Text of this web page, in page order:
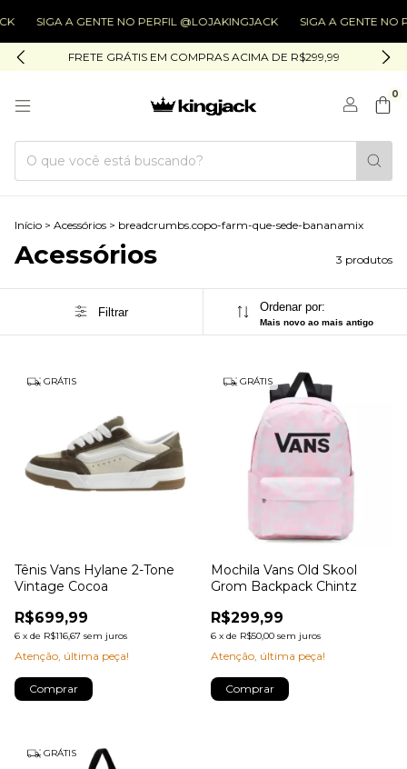
SIGA A GENTE NO PERFIL @LOJAKINGJACK SIGA A GENTE NO
FRETE GRÁTIS EM COMPRAS ACIMA DE R$299,99
0
Início > Acessórios > breadcrumbs.copo-farm-que-sede-bananamix
Acessórios 3 produtos
Filtrar Ordenar por:
Mais novo ao mais antigo
GRÁTIS
Tênis Vans Hylane 2-Tone
Vintage Cocoa
R$699,99
6 x de R$116,67 sem juros
Atenção, última peça!
Comprar
GRÁTIS
Mochila Vans Old Skool
Grom Backpack Chintz
R$299,99
6 x de R$50,00 sem juros
Atenção, última peça!
Comprar
GRÁTIS